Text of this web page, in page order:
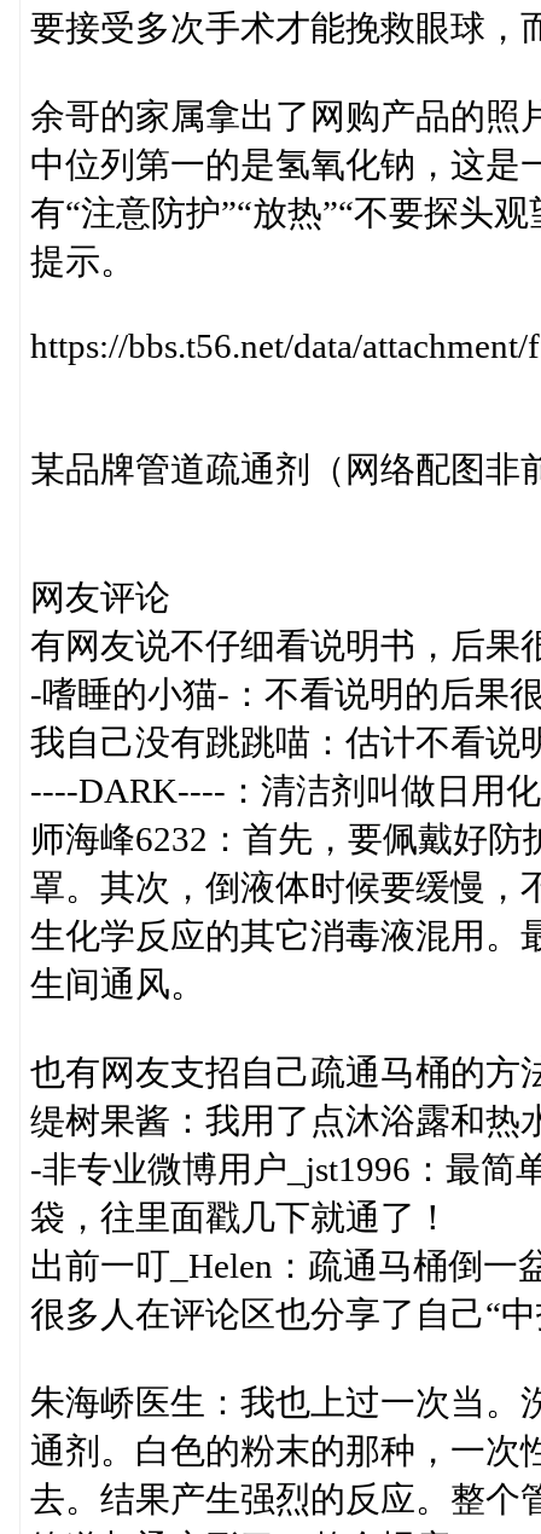
要接受多次手术才能挽救眼球，
余哥的家属拿出了网购产品的照
中位列第一的是氢氧化钠，这是
有“注意防护”“放热”“不要探头
提示。
https://bbs.t56.net/data/
某品牌管道疏通剂（网络配图非
网友评论
有网友说不仔细看说明书，后果
-嗜睡的小猫-：不看说明的后果
我自己没有跳跳喵：估计不看说
----DARK----：清洁剂叫做日用
师海峰6232：首先，要佩戴好
罩。其次，倒液体时候要缓慢，
生化学反应的其它消毒液混用。
生间通风。
也有网友支招自己疏通马桶的方
缇树果酱：我用了点沐浴露和热
-非专业微博用户_jst1996：最简
袋，往里面戳几下就通了！
出前一叮_Helen：疏通马桶倒一
很多人在评论区也分享了自己“
朱海峤医生：我也上过一次当。
通剂。白色的粉末的那种，一次
去。结果产生强烈的反应。整个